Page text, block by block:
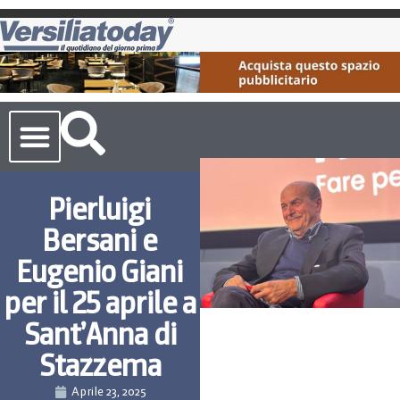
Pierluigi
Bersani e
Eugenio Giani
per il 25 aprile a
Sant’Anna di
Stazzema
Aprile 23, 2025